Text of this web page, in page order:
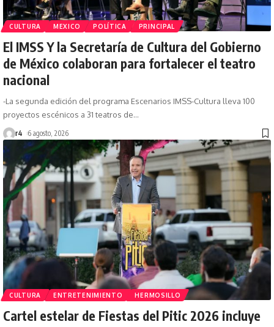
CULTURA MEXICO POLÍTICA PRINCIPAL
El IMSS Y la Secretaría de Cultura del Gobierno
de México colaboran para fortalecer el teatro
nacional
-La segunda edición del programa Escenarios IMSS-Cultura lleva 100
proyectos escénicos a 31 teatros de…
r4 6 agosto, 2026
CULTURA ENTRETENIMIENTO HERMOSILLO
Cartel estelar de Fiestas del Pitic 2026 incluye